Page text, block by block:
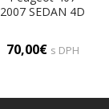
2007 SEDAN 4D
Pumpa ABS
70,00€ s DPH